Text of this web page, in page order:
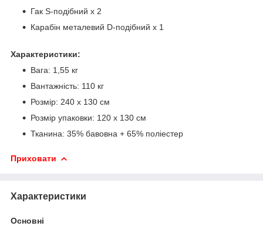
Гак S-подібний х 2
Карабін металевий D-подібний х 1
Характеристики:
Вага: 1,55 кг
Вантажність: 110 кг
Розмір: 240 х 130 см
Розмір упаковки: 120 х 130 см
Тканина: 35% бавовна + 65% поліестер
Приховати
Характеристики
Основні